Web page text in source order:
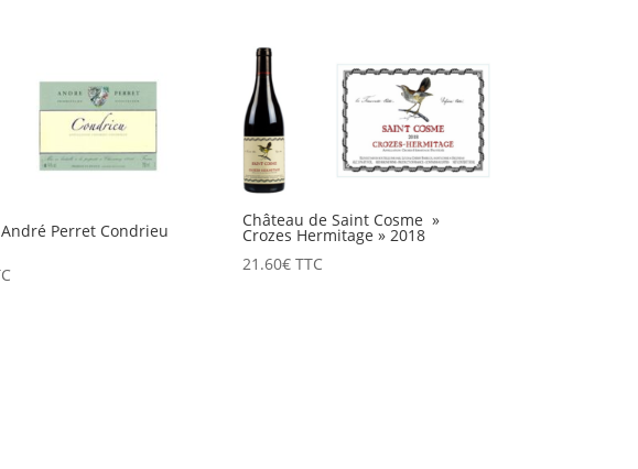
Perret Condrieu
Château de Saint Cosme »
Crozes Hermitage » 2018
21.60€ TTC